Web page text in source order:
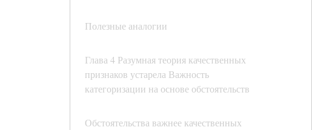
Полезные аналогии
Глава 4 Разумная теория качественных
признаков устарела Важность
категоризации на основе обстоятельств
Обстоятельства важнее качественных